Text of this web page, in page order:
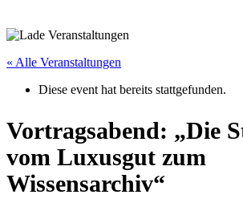
« Alle Veranstaltungen
Diese event hat bereits stattgefunden.
Vortragsabend: „Die
vom Luxusgut zum
Wissensarchiv“